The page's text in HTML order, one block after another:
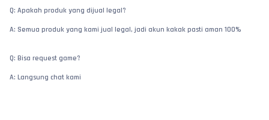
Q: Apakah produk yang dijual legal?
A: Semua produk yang kami jual legal, jadi akun kakak pasti aman 100%
Q: Bisa request game?
A: Langsung chat kami